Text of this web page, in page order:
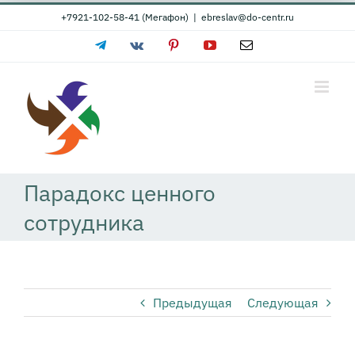
Skip
+7921-102-58-41 (Мегафон) | ebreslav@do-centr.ru
TelegramVk PinterestYouTubeEmail
Парадокс ценного
сотрудника
Предыдущая Следующая